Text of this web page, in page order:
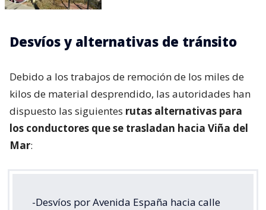
Desvíos y alternativas de tránsito
Debido a los trabajos de remoción de los miles de
kilos de material desprendido, las autoridades han
dispuesto las siguientes rutas alternativas para
los conductores que se trasladan hacia Viña del
Mar:
-Desvíos por Avenida España hacia calle